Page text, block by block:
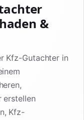
&
Kfz-Gutachter in
erstellen
Kfz-